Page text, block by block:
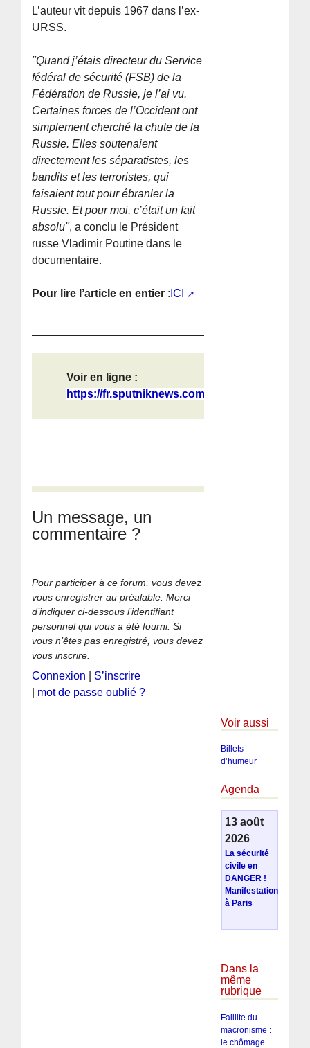
L’auteur vit depuis 1967 dans l’ex-
URSS.
"Quand j’étais directeur du Service
fédéral de sécurité (FSB) de la
Fédération de Russie, je l’ai vu.
Certaines forces de l’Occident ont
simplement cherché la chute de la
Russie. Elles soutenaient
directement les séparatistes, les
bandits et les terroristes, qui
faisaient tout pour ébranler la
Russie. Et pour moi, c’était un fait
absolu", a conclu le Président
russe Vladimir Poutine dans le
documentaire.
Pour lire l’article en entier : ICI
Voir en ligne :
https://fr.sputniknews.com/20211212...
Un message, un
commentaire ?
Pour participer à ce forum, vous devez
vous enregistrer au préalable. Merci
d’indiquer ci-dessous l’identifiant
personnel qui vous a été fourni. Si
vous n’êtes pas enregistré, vous devez
vous inscrire.
Connexion
S’inscrire
mot de passe oublié ?
Voir aussi
Billets
d’humeur
Agenda
13 août
2026
La sécurité
civile en
DANGER !
Manifestation
à Paris
Dans la
même
rubrique
Faillite du
macronisme :
le chômage